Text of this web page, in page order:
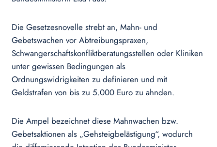
Die Gesetzesnovelle strebt an, Mahn- und
Gebetswachen vor Abtreibungspraxen,
Schwangerschaftskonfliktberatungsstellen oder Kliniken
unter gewissen Bedingungen als
Ordnungswidrigkeiten zu definieren und mit
Geldstrafen von bis zu 5.000 Euro zu ahnden.
Die Ampel bezeichnet diese Mahnwachen bzw.
Gebetsaktionen als „Gehsteigbelästigung“, wodurch